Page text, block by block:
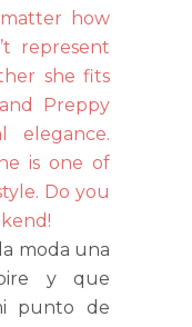
how
represent
she fits
Preppy
elegance.
is one of
Do you
moda una
y que
punto de